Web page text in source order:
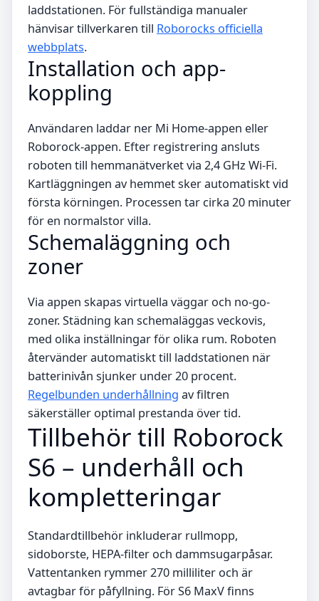
laddstationen. För fullständiga manualer
hänvisar tillverkaren till Roborocks officiella
webbplats.
Installation och app-
koppling
Användaren laddar ner Mi Home-appen eller
Roborock-appen. Efter registrering ansluts
roboten till hemmanätverket via 2,4 GHz Wi-Fi.
Kartläggningen av hemmet sker automatiskt vid
första körningen. Processen tar cirka 20 minuter
för en normalstor villa.
Schemaläggning och
zoner
Via appen skapas virtuella väggar och no-go-
zoner. Städning kan schemaläggas veckovis,
med olika inställningar för olika rum. Roboten
återvänder automatiskt till laddstationen när
batterinivån sjunker under 20 procent.
Regelbunden underhållning av filtren
säkerställer optimal prestanda över tid.
Tillbehör till Roborock
S6 – underhåll och
kompletteringar
Standardtillbehör inkluderar rullmopp,
sidoborste, HEPA-filter och dammsugarpåsar.
Vattentanken rymmer 270 milliliter och är
avtagbar för påfyllning. För S6 MaxV finns